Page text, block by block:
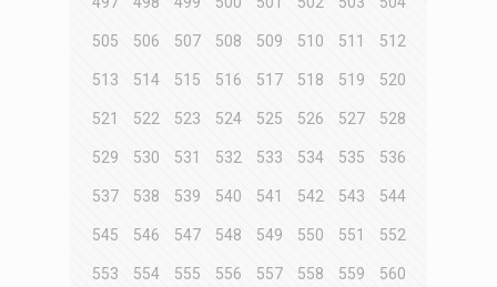
505 506 507 508 509 510 511 512
513 514 515 516 517 518 519 520
521 522 523 524 525 526 527 528
529 530 531 532 533 534 535 536
537 538 539 540 541 542 543 544
545 546 547 548 549 550 551 552
553 554 555 556 557 558 559 560